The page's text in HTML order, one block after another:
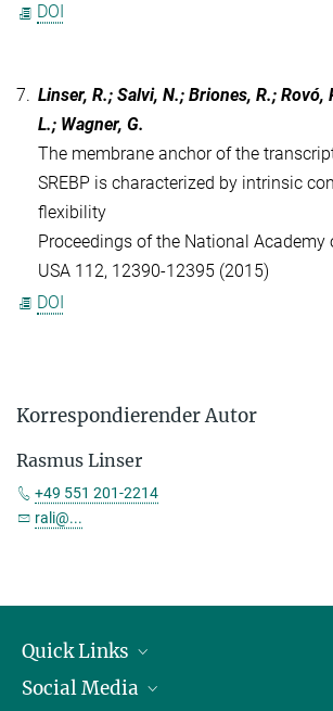
DOI
7. Linser, R.; Salvi, N.; Briones, R.; Rovó,
L.; Wagner, G.
The membrane anchor of the
SREBP is characterized by intrinsic
flexibility
Proceedings of the National Academy
USA 112, 12390-12395 (2015)
DOI
Korrespondierender Autor
Rasmus Linser
+49 551 201-2214
rali@...
Quick Links
Präsident
Social Media